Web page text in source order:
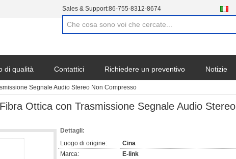
Sales & Support:86-755-8312-8674
di qualità Contattici Richiedere un preventivo Notizie
Segnale Audio Stereo Non Compresso
Ottica con Trasmissione Segnale Audio Stereo
Dettagli:
Luogo di origine:
Cina
Marca:
E-link